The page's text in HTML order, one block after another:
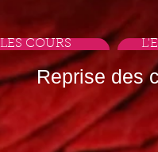
LES COURS
Reprise des